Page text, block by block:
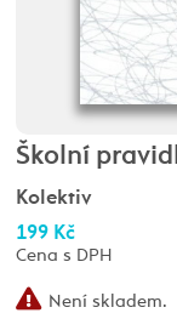
Školní
Kolektiv
199 Kč
Cena s DPH
Není skladem.